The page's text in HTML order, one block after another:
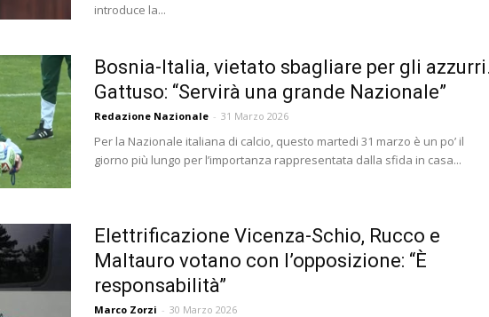
introduce la...
Bosnia-Italia, vietato sbagliare per gli azzurri.
Gattuso: “Servirà una grande Nazionale”
Redazione Nazionale - 31 Marzo 2026
Per la Nazionale italiana di calcio, questo martedi 31 marzo è un po’ il
giorno più lungo per l’importanza rappresentata dalla sfida in casa...
Elettrificazione Vicenza-Schio, Rucco e
Maltauro votano con l’opposizione: “È
responsabilità”
Marco Zorzi - 30 Marzo 2026